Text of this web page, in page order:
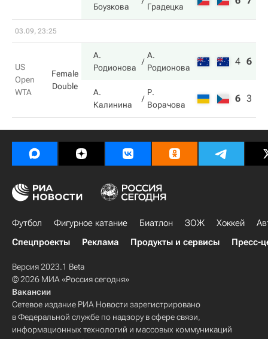
Боузкова
Градецка
03.09, 23:25
US
Open
WTA
Female
Double
А.
Родионова
А.
Родионова
4 6
А.
Калинина
Р.
Ворачова
6 3
Футбол Фигурное катание Биатлон ЗОЖ Хоккей
Спецпроекты
Реклама Продукты и сервисы Пресс-
Версия 2023.1 Beta
© 2026 МИА «Россия сегодня»
Вакансии
Сетевое издание РИА Новости зарегистрировано
в Федеральной службе по надзору в сфере связи,
информационных технологий и массовых коммуникаций